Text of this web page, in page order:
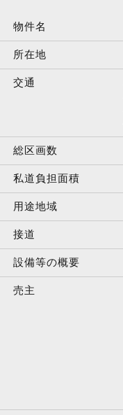
物件名
所在地
交通
総区画数
私道負担面積
用途地域
接道
設備等の概要
売主